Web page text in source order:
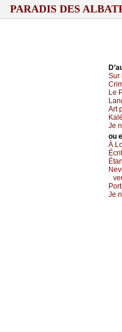
PARADIS DES
Sur
Lе
Αrt
Jе
оu
À
Jе